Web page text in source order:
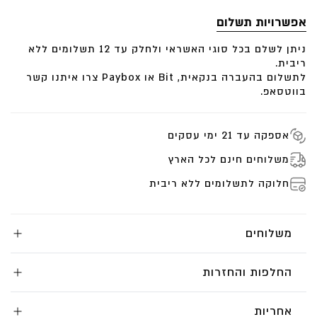
כל אבן מורגנייט במשקל 1.3 קראט בערך
יהלומים לבנים 0.24 קראט
סה”כ אבני מורגנייט 2.6 קראט
אפשרויות תשלום
ניתן לשלם בכל סוגי האשראי ולחלק עד 12 תשלומים ללא
ריבית.
לתשלום בהעברה בנקאית, Bit או Paybox צרו איתנו קשר
בווטסאפ.
אספקה עד 21 ימי עסקים
משלוחים חינם לכל הארץ
חלוקה לתשלומים ללא ריבית
משלוחים
החלפות והחזרות
אחריות